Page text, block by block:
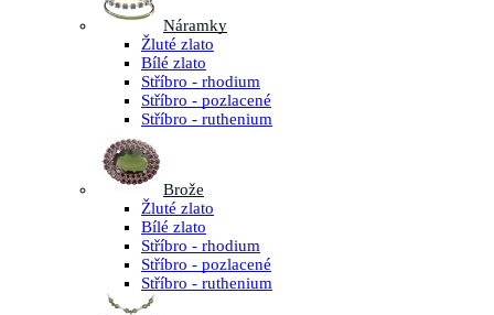
Náramky
Žluté zlato
Bílé zlato
Stříbro - rhodium
Stříbro - pozlacené
Stříbro - ruthenium
Brože
Žluté zlato
Bílé zlato
Stříbro - rhodium
Stříbro - pozlacené
Stříbro - ruthenium